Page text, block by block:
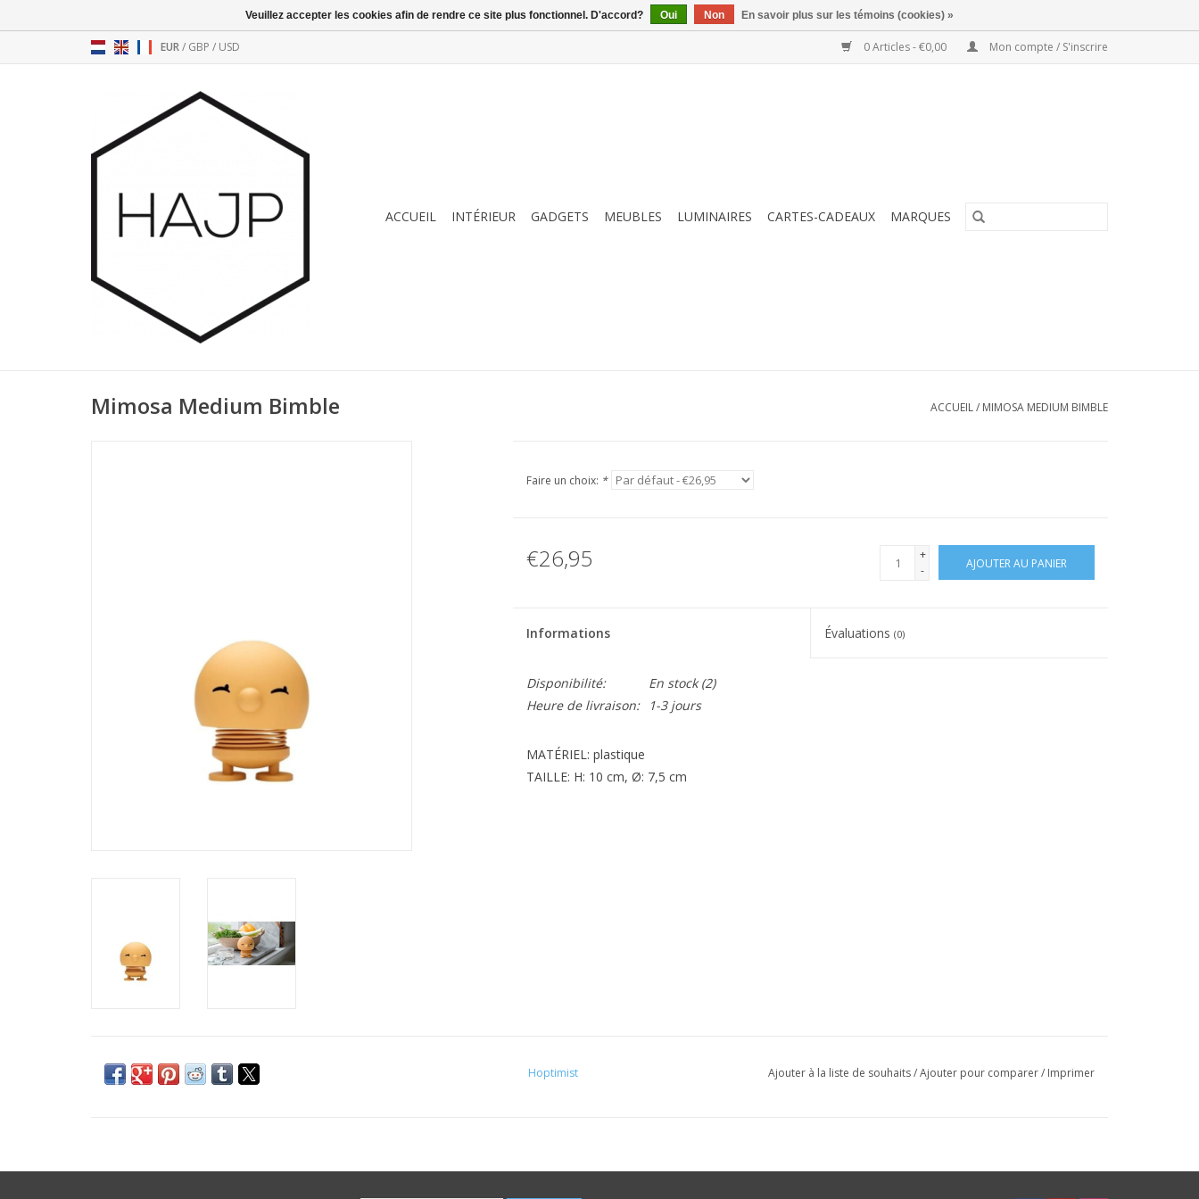
EUR/ GBP / USD 0 Articles - €0,00 Mon compte / S'inscrire
ACCUEIL INTÉRIEUR GADGETS MEUBLES LUMINAIRES CARTES-CADEAUX MARQUES
Mimosa Medium Bimble ACCUEIL/ MIMOSA MEDIUM BIMBLE
Faire un choix: *
€26,95
+
-
AJOUTER AU PANIER
Informations Évaluations(0)
Disponibilité: En stock(2)
Heure de livraison:
1-3 jours
MATÉRIEL: plastique
TAILLE: H: 10 cm, Ø: 7,5 cm
Hoptimist Ajouter à la liste de souhaits/Ajouter pour comparer/ Imprimer
Veuillez accepter les cookies afin de rendre ce site plus fonctionnel. D'accord? Oui Non En savoir plus sur les témoins (cookies) »